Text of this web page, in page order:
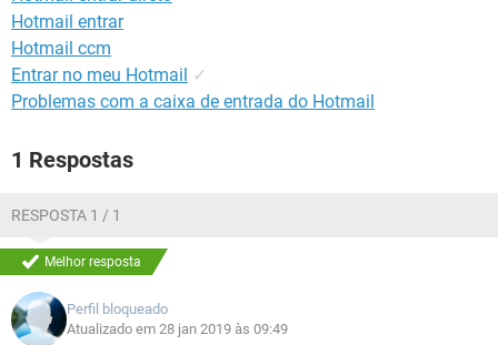
Hotmail entrar
Hotmail ccm
Entrar no meu Hotmail ✓
Problemas com a caixa de entrada do Hotmail
1 Respostas
RESPOSTA 1 / 1
Melhor resposta
Perfil bloqueado
Atualizado em 28 jan 2019 às 09:49